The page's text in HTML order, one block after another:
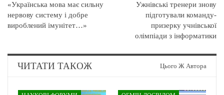
«Українська мова має сильну
нервову систему і добре
вироблений імунітет…»
Ужнівські тренери знову
підготували команду-
призерку учнівської
олімпіади з інформатики
ЧИТАТИ ТАКОЖ Цього Ж Автора